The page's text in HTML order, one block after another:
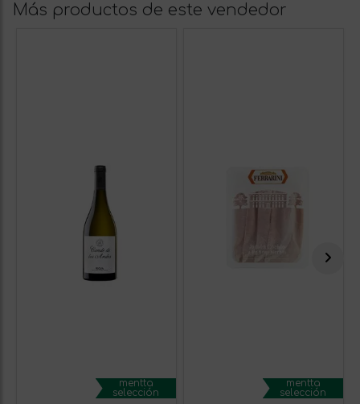
Más productos de este vendedor
mentta
selección
mentta
selección